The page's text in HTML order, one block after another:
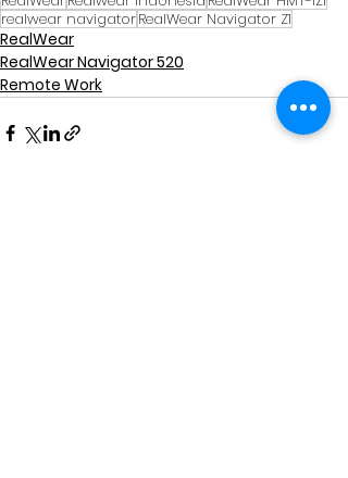
realwear navigatorRealWear Navigator Z1
RealWear
RealWear Navigator 520
Remote Work